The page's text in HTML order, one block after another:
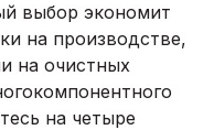
выбор экономит
на производстве,
на очистных
на четыре